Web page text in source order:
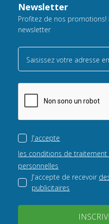
Newsletter
Profitez de nos promotions!
newsletter
Saisissez votre adresse
J'accepte
les conditions de
personnelles
J'accepte de recevoir
publicitaires